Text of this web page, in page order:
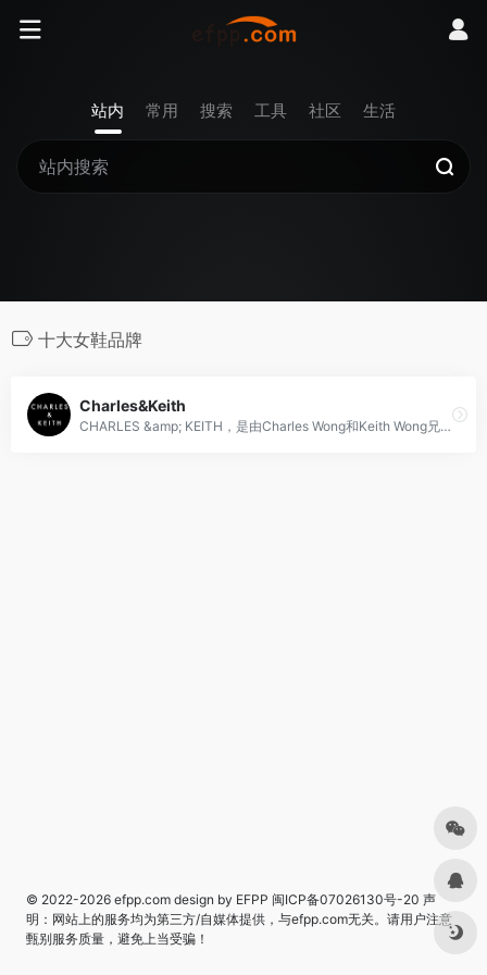
站内 常用 搜索 工具 社区 生活
十大女鞋品牌
Charles&Keith
CHARLES &amp; KEITH，是由Charles Wong和Keith Wong兄弟在1996年于新加坡创立，产品包含鞋履、包袋、皮带、太阳眼镜、手环等各类时尚配饰。
© 2022-2026 efpp.com design by EFPP 闽ICP备07026130号-20 声
明：网站上的服务均为第三方/自媒体提供，与efpp.com无关。请用户注意
甄别服务质量，避免上当受骗！